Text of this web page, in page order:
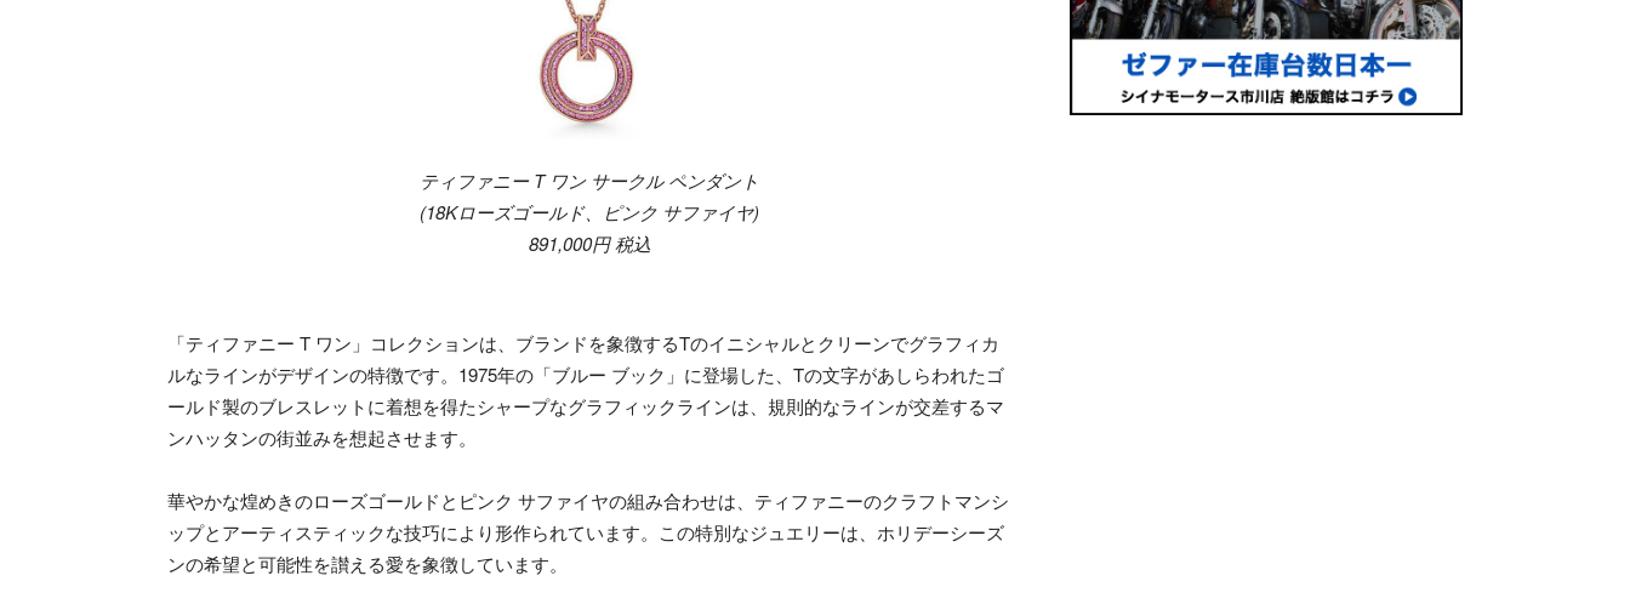
ティファニー T ワン サークル ペンダント
(18Kローズゴールド、ピンク サファイヤ)
891,000円 税込
「ティファニー T ワン」コレクションは、ブランドを象徴するTのイニシャルとクリーンでグラフィカ
ルなラインがデザインの特徴です。1975年の「ブルー ブック」に登場した、Tの文字があしらわれたゴ
ールド製のブレスレットに着想を得たシャープなグラフィックラインは、規則的なラインが交差するマ
ンハッタンの街並みを想起させます。
華やかな煌めきのローズゴールドとピンク サファイヤの組み合わせは、ティファニーのクラフトマンシ
ップとアーティスティックな技巧により形作られています。この特別なジュエリーは、ホリデーシーズ
ンの希望と可能性を讃える愛を象徴しています。